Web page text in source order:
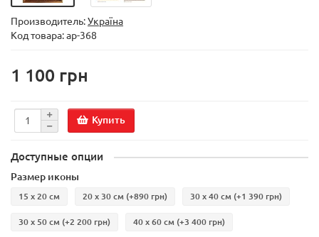
Производитель:Україна
Код товара:ар-368
1 100 грн
Купить
Доступные опции
Размер иконы
15 х 20 см 20 х 30 см (+890 грн) 30 х 40 см (+1 390 грн)
30 х 50 см (+2 200 грн) 40 х 60 см (+3 400 грн)